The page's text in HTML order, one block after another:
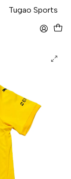
Tugao Sports